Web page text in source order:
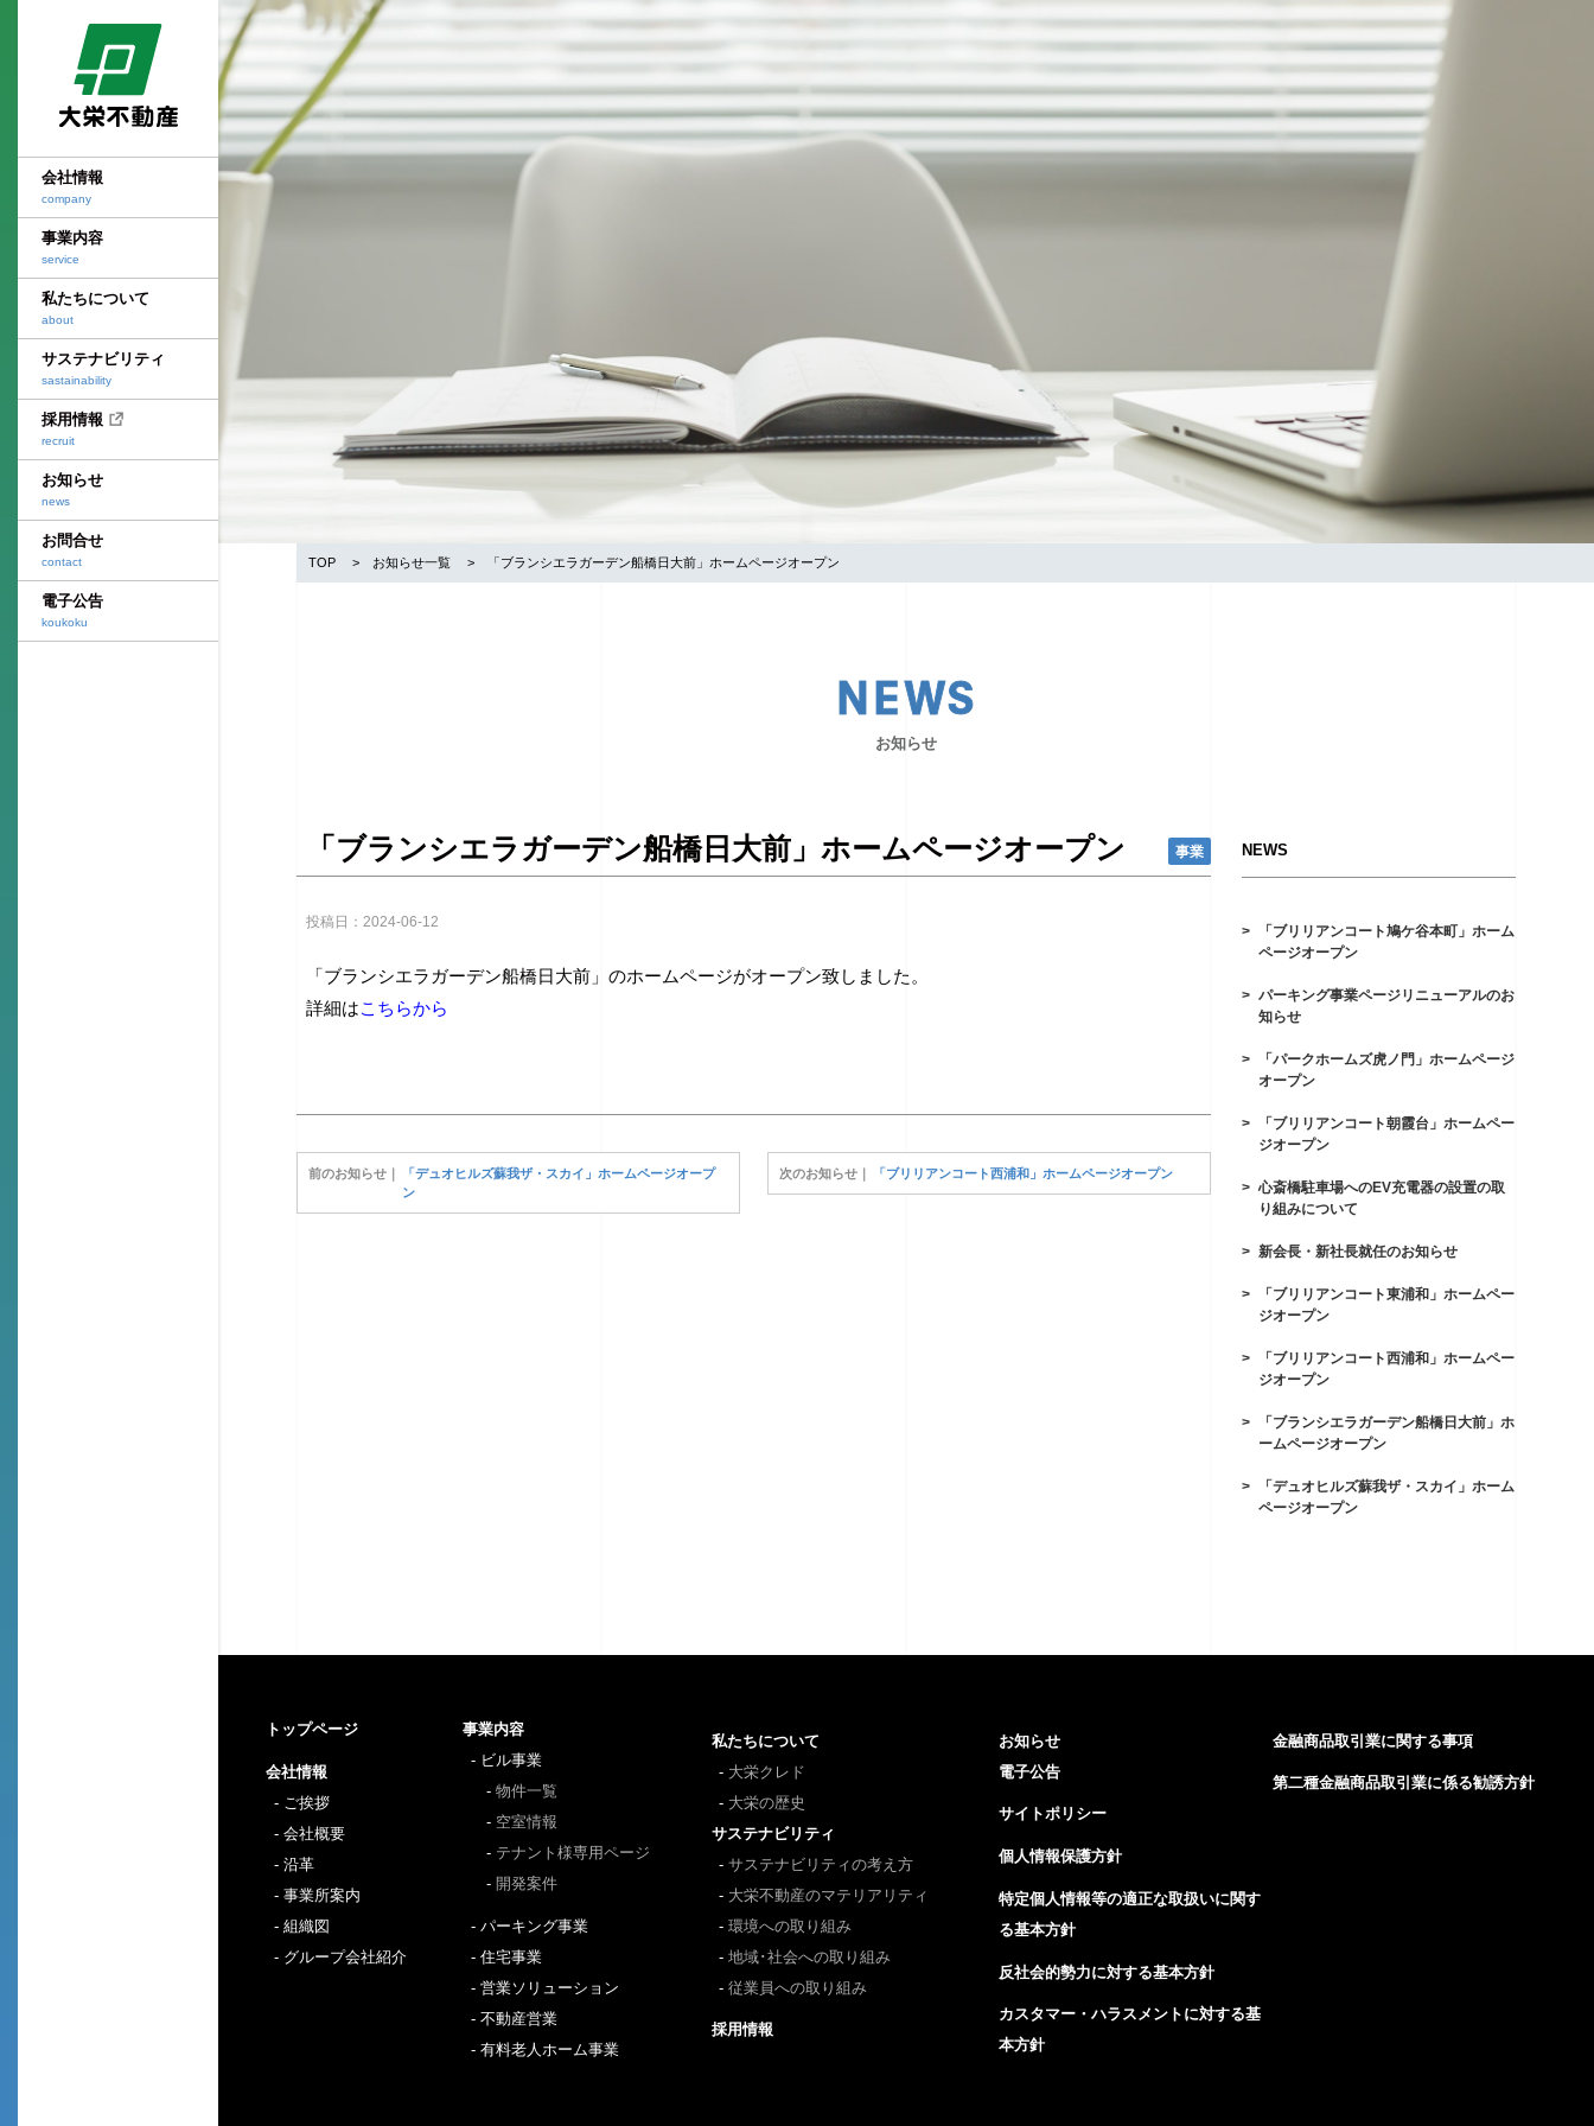
会社情報
company
ご挨拶
会社概要
corporate profile
group companies
事業内容
service
ビル事業
leasing & management
物件一覧
空室情報
vacancy information
パーキング事業
parking business
senior housing business
私たちについて
about
大栄クレド
大栄の歴史
daiei history
サステナビリティ
sastainability
サステナビリティの考え方
sastainability think
大栄不動産のマテリアリティ
materiality
採用情報
recruit
お知らせ
news
お問合せ
contact
電子公告
koukoku
TOP お知らせ一覧 「ブランシエラガーデン船橋日大前」ホームページオープン
お知らせ
事業
「ブランシエラガーデン船橋日大前」ホームページオープン
投稿日：2024-06-12
「ブランシエラガーデン船橋日大前」のホームページがオープン致しました。
詳細はこちらから
「デュオヒルズ蘇我ザ・スカイ」ホームページオープ
ン
「ブリリアンコート西浦和」ホームページオープン
NEWS
「ブリリアンコート鳩ケ谷本町」ホーム
ページオープン
パーキング事業ページリニューアルのお
知らせ
「パークホームズ虎ノ門」ホームページ
オープン
「ブリリアンコート朝霞台」ホームペー
ジオープン
心斎橋駐車場へのEV充電器の設置の取
り組みについて
新会長・新社長就任のお知らせ
「ブリリアンコート東浦和」ホームペー
ジオープン
「ブリリアンコート西浦和」ホームペー
ジオープン
「ブランシエラガーデン船橋日大前」ホ
ームページオープン
「デュオヒルズ蘇我ザ・スカイ」ホーム
ページオープン
トップページ
会社情報
ご挨拶
会社概要
沿革
事業所案内
組織図
グループ会社紹介
事業内容
ビル事業
物件一覧
空室情報
テナント様専用ページ
開発案件
パーキング事業
住宅事業
営業ソリューション
不動産営業
有料老人ホーム事業
私たちについて
大栄クレド
大栄の歴史
サステナビリティ
サステナビリティの考え方
大栄不動産のマテリアリティ
環境への取り組み
地域･社会への取り組み
従業員への取り組み
採用情報
お知らせ
電子公告
サイトポリシー
個人情報保護方針
特定個人情報等の適正な取扱いに関す
る基本方針
反社会的勢力に対する基本方針
カスタマー・ハラスメントに対する基
本方針
金融商品取引業に関する事項
第二種金融商品取引業に係る勧誘方針